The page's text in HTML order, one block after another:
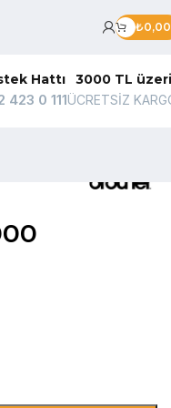
₺0,00
Hattı
423 0 111
3000 TL üzeri
ÜCRETSİZ